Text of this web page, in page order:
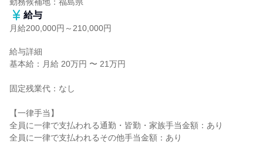
給与
月給200,000円～210,000円
給与詳細
基本給：月給 20万円 〜 21万円
固定残業代：なし
【一律手当】
全員に一律で支払われる通勤・皆勤・家族手当金額：あり
全員に一律で支払われるその他手当金額：あり